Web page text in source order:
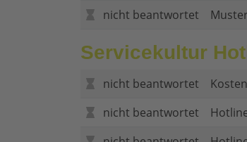
nicht beantwortet
Servicekultur
nicht beantwortet
nicht beantwortet